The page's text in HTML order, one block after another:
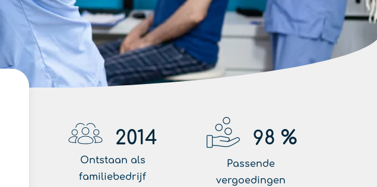
2014
Ontstaan als
familiebedrijf
98 %
Passende
vergoedingen